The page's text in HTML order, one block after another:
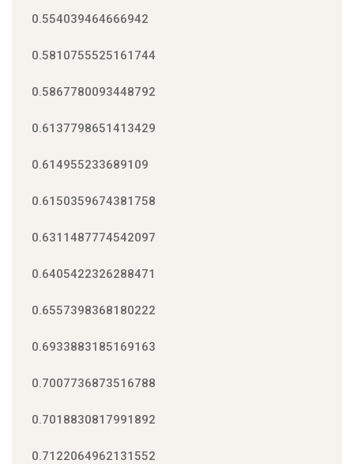
0.554039464666942
0.5810755525161744
0.5867780093448792
0.6137798651413429
0.614955233689109
0.6150359674381758
0.6311487774542097
0.6405422326288471
0.6557398368180222
0.6933883185169163
0.7007736873516788
0.7018830817991892
0.7122064962131552